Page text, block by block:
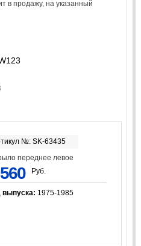
в продажу, на указанный
№: SK-63435
переднее левое
Руб.
выпуска: 1975-1985